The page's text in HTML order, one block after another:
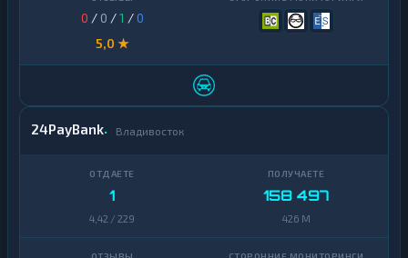
0 / 0 /1 /0
5,0 ★
24PayBank Владивосток
1
4,42 / 229
158 497
426 M